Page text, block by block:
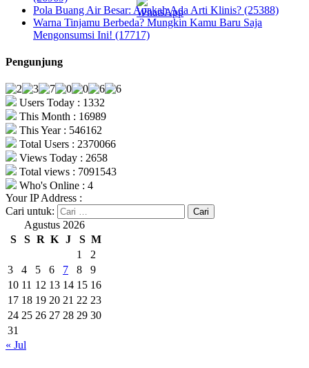
Pola Buang Air Besar: Apakah Ada Arti Klinis? (25388)
Warna Tinjamu Berbeda? Mungkin Kamu Baru Saja
Mengonsumsi Ini! (17717)
Pengunjung
Users Today : 1332
This Month : 16989
This Year : 546162
Total Users : 2370066
Views Today : 2658
Total views : 7091543
Who's Online : 4
Your IP Address :
Cari untuk:
Agustus 2026
S
S R K J S M
1
2
3
4 5 6 7 8
9
10 11 12 13 14 15 16
17 18 19 20 21 22 23
24 25 26 27 28 29 30
31
« Jul